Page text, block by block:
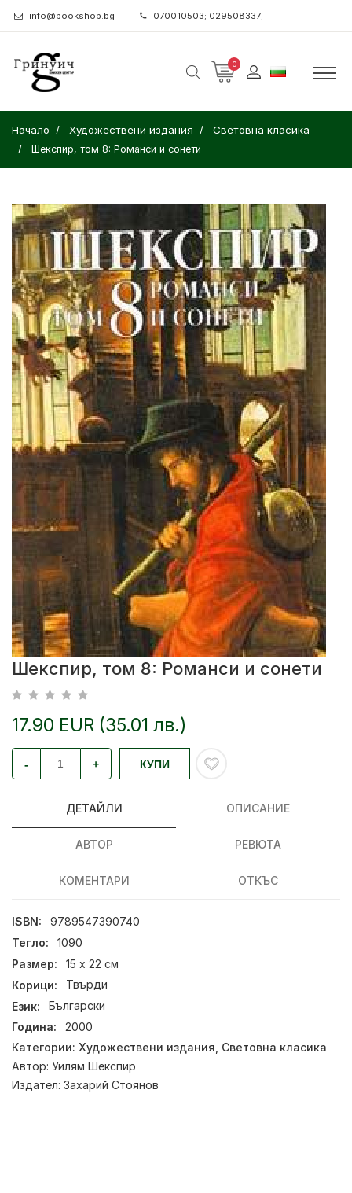
info@bookshop.bg 070010503; 029508337;
0
Начало Художествени издания Световна класика
Шекспир, том 8: Романси и сонети
Шекспир, том 8: Романси и сонети
17.90 EUR (35.01 лв.)
- + КУПИ
ДЕТАЙЛИ ОПИСАНИЕ
АВТОР РЕВЮТА
КОМЕНТАРИ ОТКЪС
ISBN:
9789547390740
Тегло:
1090
Размер:
15 х 22 см
Корици:
Твърди
Език:
Български
Година:
2000
Категории: Художествени издания Световна класика
Автор: Уилям Шекспир
Издател: Захарий Стоянов